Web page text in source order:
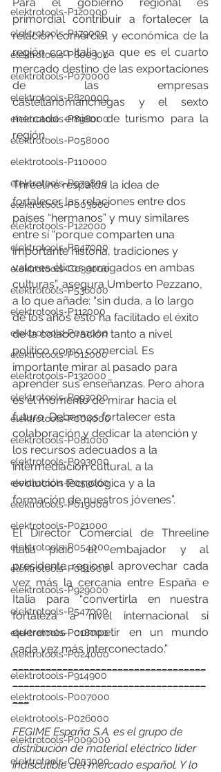
elektrotools-P120000
elektrotools-P179000
elektrotools-P800300
elektrotools-P070000
elektrotools-P820000
elektrotools-P898000
elektrotools-P058000
elektrotools-P110000
elektrotools-P979800
elektrotools-P003000
elektrotools-P122000
elektrotools-P547000
elektrotools-C039000
elektrotools-P536000
elektrotools-P112000
elektrotools-P051000
elektrotools-P012000
elektrotools-P132000
elektrotools-P993000
elektrotools-P004000
elektrotools-P081000
elektrotools-P093000
elektrotools-P053000
elektrotools-P019000
elektrotools-P021000
elektrotools-P054000
elektrotools-P081000
elektrotools-P929000
elektrotools-P547000
elektrotools-P018000
elektrotools-P024000
elektrotools-P914900
elektrotools-P007000
elektrotools-P026000
elektrotools-P009000
elektrotools-C053000
primordial contribuir a fortalecer la
relación comercial y económica de la
región con Italia ya que es el cuarto
mercado destino de las exportaciones
de las empresas
castellanomanchegas y el sexto
mercado emisor de turismo para la
región.
Threeline respalda la idea de
fortalecer las relaciones entre dos
países “hermanos” y muy similares
entre sí “porque comparten una
importante historia, tradiciones y
valores éticos arraigados en ambas
culturas”, asegura Umberto Pezzano,
a lo que añade: “sin duda, a lo largo
de los años esto ha facilitado el éxito
de la colaboración tanto a nivel
político como comercial. Es
importante mirar al pasado para
aprender sus enseñanzas. Pero ahora
es el momento de mirar hacia el
futuro. Debemos fortalecer esta
colaboración y dedicar la atención y
los recursos adecuados a la
intermediación cultural, a la
evolución tecnológica y a la
formación de nuestros jóvenes”.
El Director Comercial de Threeline
Italia pidió al embajador y al
presidente regional aprovechar cada
vez más la cercanía entre España e
Italia para “convertirla en nuestra
fortaleza a nivel internacional si
queremos competir en un mundo
cada vez más interconectado.”
___________________________________
___
FEGIME España S.A. es el grupo de
distribución de material eléctrico líder
indiscutible del mercado español. Y lo